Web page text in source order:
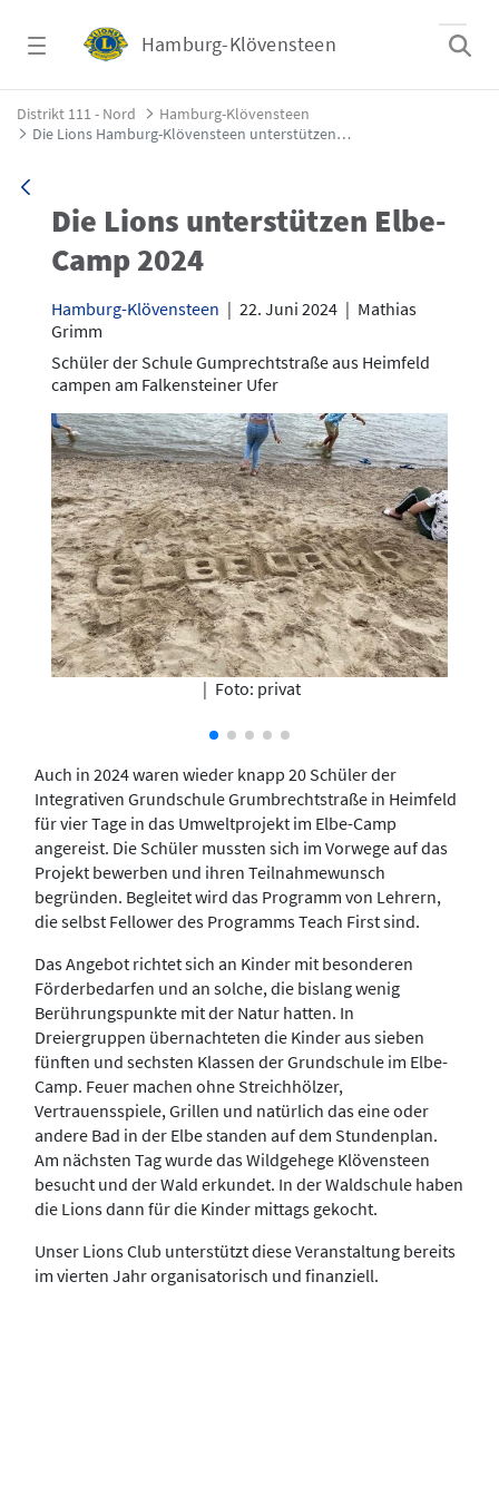
Hamburg-Klövensteen
Die Lions Hamburg-Klövensteen
Distrikt 111 - Nord
Hamburg-Klövensteen
Die Lions Hamburg-Klövensteen unterstützen Elbe-Camp 2024
Die Lions unterstützen Elbe-
Camp 2024
Hamburg-Klövensteen | 22. Juni 2024 | Mathias
Grimm
Schüler der Schule Gumprechtstraße aus Heimfeld
campen am Falkensteiner Ufer
| Foto: privat
Auch in 2024 waren wieder knapp 20 Schüler der
Integrativen Grundschule Grumbrechtstraße in Heimfeld
für vier Tage in das Umweltprojekt im Elbe-Camp
angereist. Die Schüler mussten sich im Vorwege auf das
Projekt bewerben und ihren Teilnahmewunsch
begründen. Begleitet wird das Programm von Lehrern,
die selbst Fellower des Programms Teach First sind.
Das Angebot richtet sich an Kinder mit besonderen
Förderbedarfen und an solche, die bislang wenig
Berührungspunkte mit der Natur hatten. In
Dreiergruppen übernachteten die Kinder aus sieben
fünften und sechsten Klassen der Grundschule im Elbe-
Camp. Feuer machen ohne Streichhölzer,
Vertrauensspiele, Grillen und natürlich das eine oder
andere Bad in der Elbe standen auf dem Stundenplan.
Am nächsten Tag wurde das Wildgehege Klövensteen
besucht und der Wald erkundet. In der Waldschule haben
die Lions dann für die Kinder mittags gekocht.
Unser Lions Club unterstützt diese Veranstaltung bereits
im vierten Jahr organisatorisch und finanziell.